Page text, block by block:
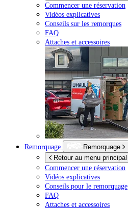
Commencer une réservation
Vidéos explicatives
Conseils sur les remorques
FAQ
Attaches et accessoires
Remorquage
Remorquage
Retour au menu principal
Commencer une réservation
Vidéos explicatives
Conseils pour le remorquage
FAQ
Attaches et accessoires